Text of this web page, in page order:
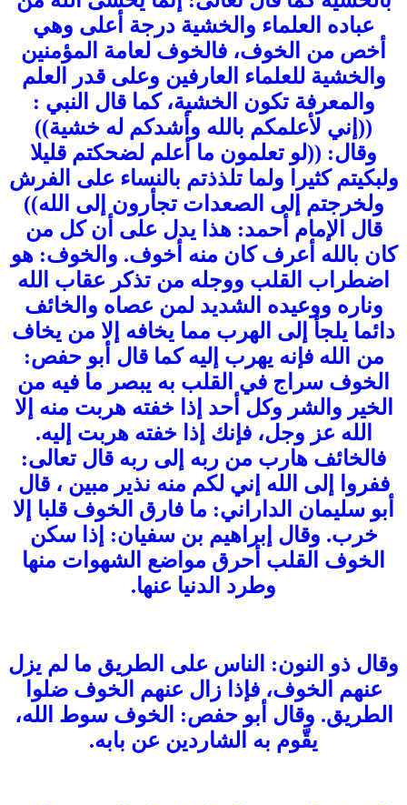
عباده العلماء والخشية درجة أعلى وهي
أخص من الخوف، فالخوف لعامة المؤمنين
والخشية للعلماء العارفين وعلى قدر العلم
والمعرفة تكون الخشية، كما قال النبي :
((إني لأعلمكم بالله وأشدكم له خشية))
وقال: ((لو تعلمون ما أعلم لضحكتم قليلا
ولبكيتم كثيرا ولما تلذذتم بالنساء على الفرش
ولخرجتم إلى الصعدات تجأرون إلى الله))
قال الإمام أحمد: هذا يدل على أن كل من
كان بالله أعرف كان منه أخوف. والخوف: هو
اضطراب القلب ووجله من تذكر عقاب الله
وناره ووعيده الشديد لمن عصاه والخائف
دائما يلجأ إلى الهرب مما يخافه إلا من يخاف
من الله فإنه يهرب إليه كما قال أبو حفص:
الخوف سراج في القلب به يبصر ما فيه من
الخير والشر وكل أحد إذا خفته هربت منه إلا
الله عز وجل، فإنك إذا خفته هربت إليه.
فالخائف هارب من ربه إلى ربه قال تعالى:
ففروا إلى الله إني لكم منه نذير مبين ، قال
أبو سليمان الداراني: ما فارق الخوف قلبا إلا
خرب. وقال إبراهيم بن سفيان: إذا سكن
الخوف القلب أحرق مواضع الشهوات منها
وطرد الدنيا عنها.
وقال ذو النون: الناس على الطريق ما لم يزل
عنهم الخوف، فإذا زال عنهم الخوف ضلوا
الطريق. وقال أبو حفص: الخوف سوط الله،
يقّوم به الشاردين عن بابه.